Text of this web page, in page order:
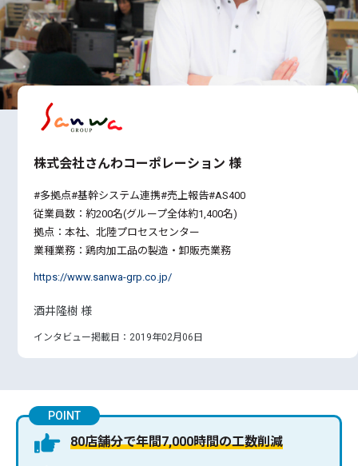
株式会社さんわコーポレーション 様
#多拠点#基幹システム連携#売上報告#AS400
従業員数：約200名(グループ全体約1,400名)
拠点：本社、北陸プロセスセンター
業種業務：鶏肉加工品の製造・卸販売業務
https://www.sanwa-grp.co.jp/
酒井隆樹 様
インタビュー掲載日：2019年02月06日
POINT
80店舗分で年間7,000時間の工数削減